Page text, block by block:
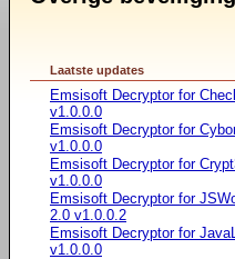
Laatste updates
Emsisoft Decryptor for
v1.0.0.0
Emsisoft Decryptor for
v1.0.0.0
Emsisoft Decryptor for
v1.0.0.0
Emsisoft Decryptor for
2.0 v1.0.0.2
Emsisoft Decryptor for
v1.0.0.0